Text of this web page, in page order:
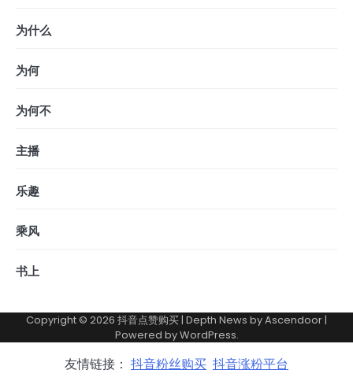
为什么
为何
为何不
主播
乐趣
乘风
书上
Copyright © 2026 抖音点赞购买 | Depth News byAscendoor |
Powered byWordPress.
友情链接： 抖音粉丝购买 抖音涨粉平台